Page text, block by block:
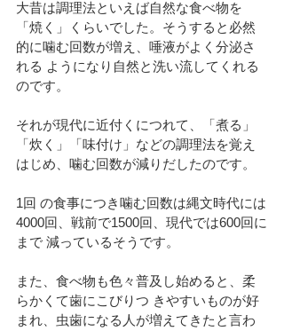
大昔は調理法といえば自然な食べ物を
「焼く」くらいでした。そうすると必然
的に噛む回数が増え、唾液がよく分泌さ
れる ようになり自然と洗い流してくれる
のです。
それが現代に近付くにつれて、「煮る」
「炊く」「味付け」などの調理法を覚え
はじめ、噛む回数が減りだしたのです。
1回 の食事につき噛む回数は縄文時代には
4000回、戦前で1500回、現代では600回に
まで 減っているそうです。
また、食べ物も色々普及し始めると、柔
らかくて歯にこびりつ きやすいものが好
まれ、虫歯になる人が増えてきたと言わ